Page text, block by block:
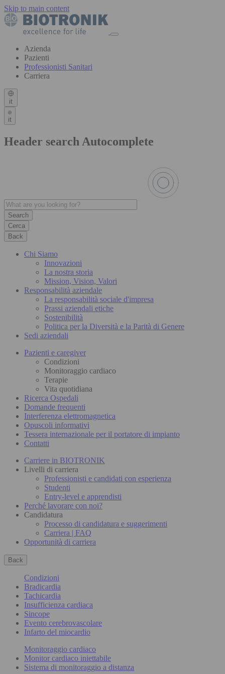
Skip to main content
Azienda
Pazienti
Professionisti Sanitari
Carriera
it
it
Header search Autocomplete
Cerca
Back
Chi Siamo
Innovazioni
La nostra storia
Mission, Vision, Valori
Responsabilità aziendale
La responsabilità sociale d'impresa
Prassi aziendali etiche
Sostenibilità
Politica per la Diversità e la Parità di Genere
Sedi aziendali
Pazienti e caregiver
Condizioni
Monitoraggio cardiaco
Terapie
Vita quotidiana
Ricerca Ospedali
Domande frequenti
Interferenza elettromagnetica
Opuscoli informativi
Tessera internazionale per il portatore di impianto
Contatti
Carriere in BIOTRONIK
Livelli di carriera
Professionisti e candidati con esperienza
Studenti
Entry-level e apprendisti
Perché lavorare con noi?
Candidatura
Processo di candidatura e suggerimenti
Carriera | FAQ
Opportunità di carriera
Back
Condizioni
Bradicardia
Tachicardia
Insufficienza cardiaca
Sincope
Evento cerebrovascolare
Infarto del miocardio
Monitoraggio cardiaco
Monitor cardiaco iniettabile
Sistema di monitoraggio a distanza